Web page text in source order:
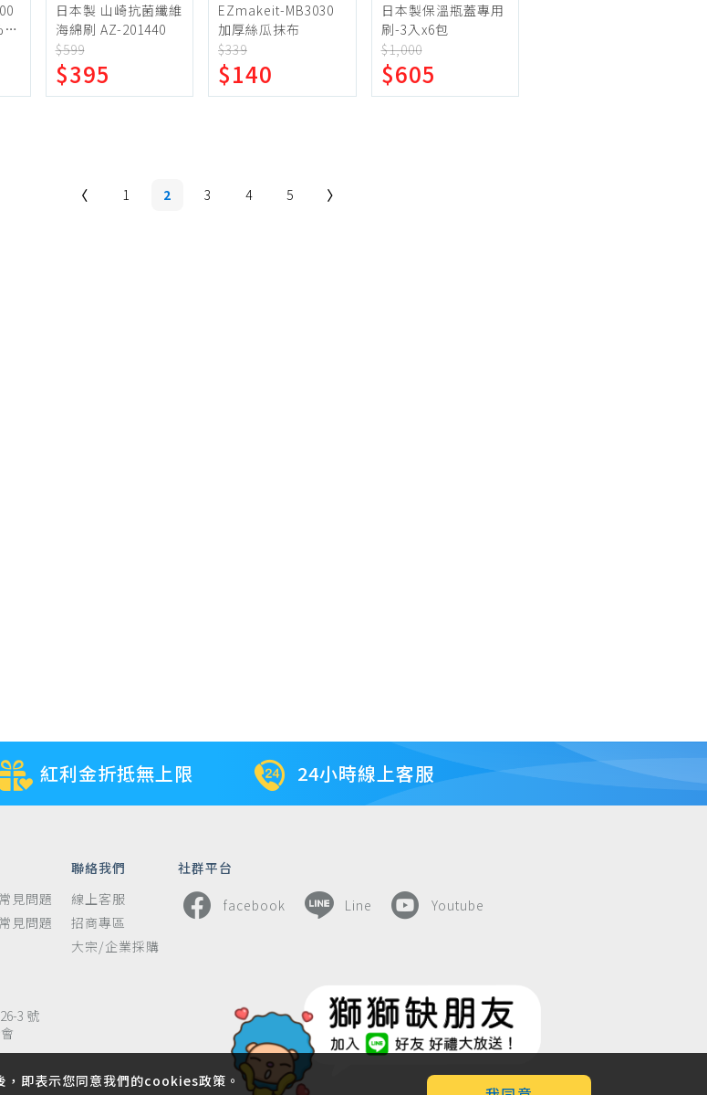
日本製 山崎抗菌纖維
海綿刷 AZ-201440
$599
$395
EZmakeit-MB3030
加厚絲瓜抹布
$339
$140
日本製保溫瓶蓋專用
刷-3入x6包
$1,000
$605
1 2 3 4 5
紅利金折抵無上限 24小時線上客服
見問題
見問題
聯絡我們
線上客服
招商專區
大宗/企業採購
社群平台
facebook Line Youtube
3 號
即表示您同意我們的cookies政策。